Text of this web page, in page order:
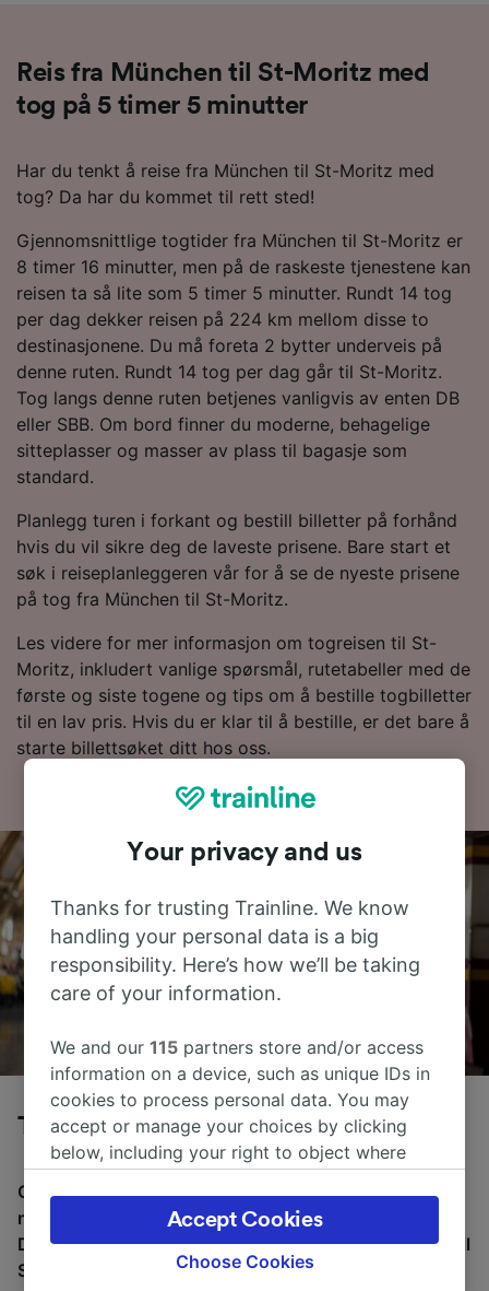
Reis fra München til St-Moritz med
tog på 5 timer 5 minutter
Har du tenkt å reise fra München til St-Moritz med
tog? Da har du kommet til rett sted!
Gjennomsnittlige togtider fra München til St-Moritz er
8 timer 16 minutter, men på de raskeste tjenestene kan
reisen ta så lite som 5 timer 5 minutter. Rundt 14 tog
per dag dekker reisen på 224 km mellom disse to
destinasjonene. Du må foreta 2 bytter underveis på
denne ruten. Rundt 14 tog per dag går til St-Moritz.
Tog langs denne ruten betjenes vanligvis av enten DB
eller SBB. Om bord finner du moderne, behagelige
sitteplasser og masser av plass til bagasje som
standard.
Planlegg turen i forkant og bestill billetter på forhånd
hvis du vil sikre deg de laveste prisene. Bare start et
søk i reiseplanleggeren vår for å se de nyeste prisene
på tog fra München til St-Moritz.
Les videre for mer informasjon om togreisen til St-
Moritz, inkludert vanlige spørsmål, rutetabeller med de
første og siste togene og tips om å bestille togbilletter
til en lav pris. Hvis du er klar til å bestille, er det bare å
starte billettsøket ditt hos oss.
Tog fra München til St-Moritz
Gjennomsnittlig tid å reise fra München til St-Moritz
med tog er 8 t 16m, over en avstand på rundt 224 km.
Det er normalt 14 tog per dag som reiser fra München til
St-Moritz, og billetter starter fra kr 438,60.
Your privacy and us
Thanks for trusting Trainline. We know
handling your personal data is a big
responsibility. Here’s how we’ll be taking
care of your information.
We and our115 partners store and/or access
information on a device, such as unique IDs in
cookies to process personal data. You may
accept or manage your choices by clicking
below, including your right to object where
the privacy policy page. These choices will be
signaled to our partners and will not affect
browsing data. Your data will not be used for
Choose Cookies
Accept Cookies